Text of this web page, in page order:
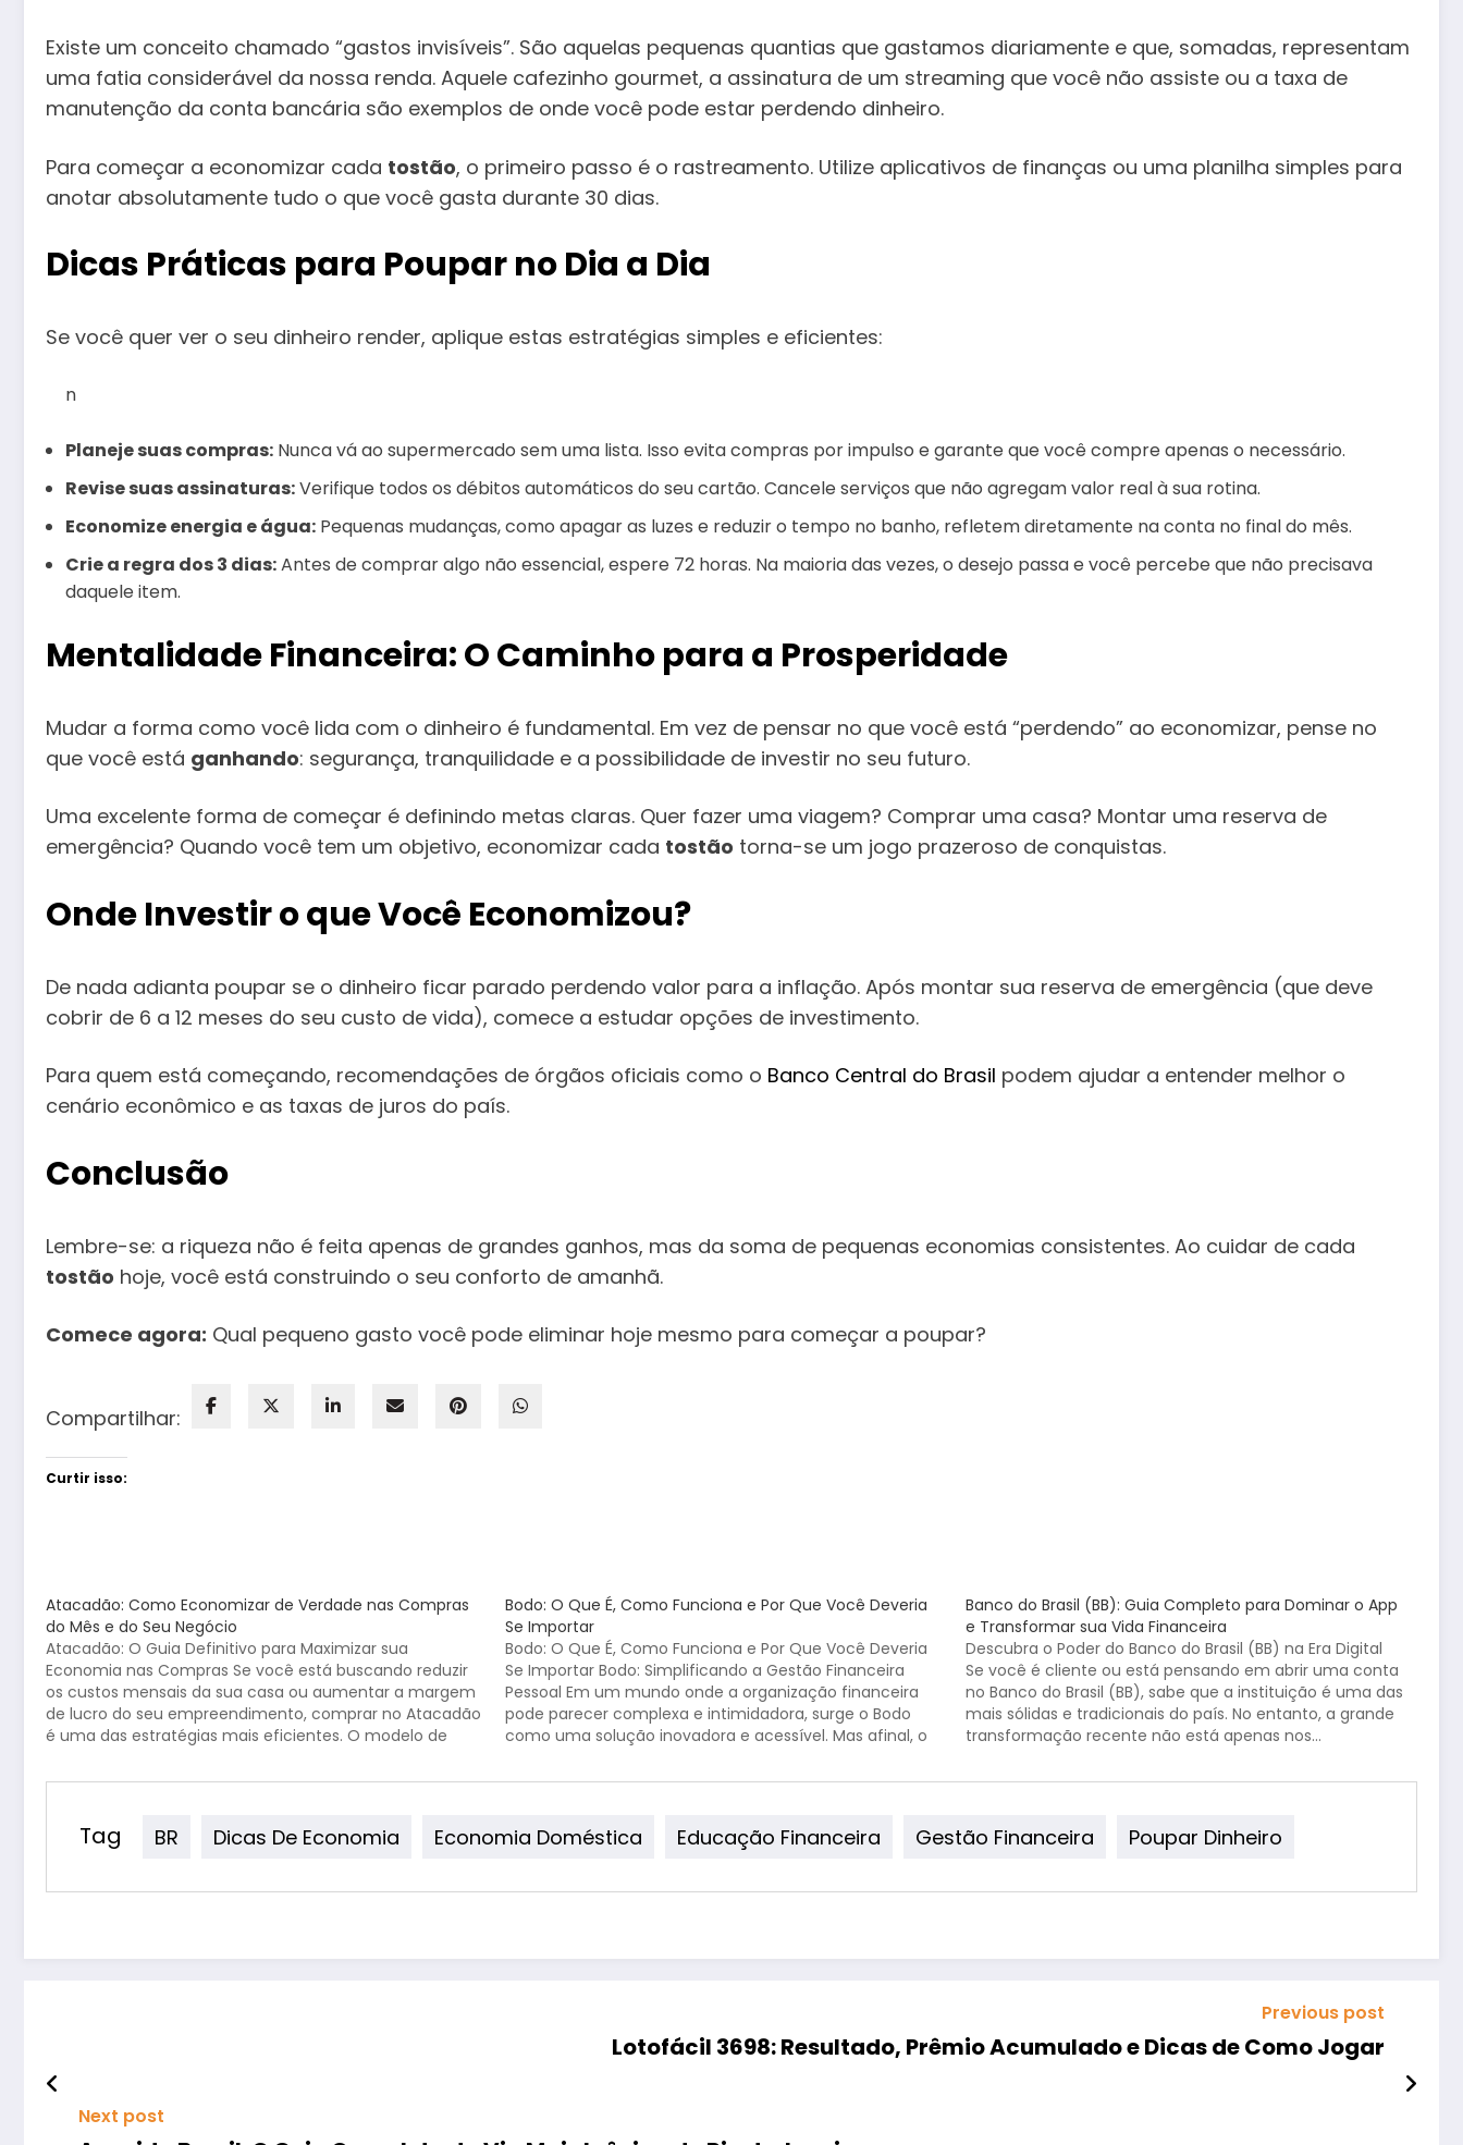
Existe um conceito chamado “gastos invisíveis”. São aquelas pequenas quantias que gastamos diariamente e que, somadas, representam
uma fatia considerável da nossa renda. Aquele cafezinho gourmet, a assinatura de um streaming que você não assiste ou a taxa de
manutenção da conta bancária são exemplos de onde você pode estar perdendo dinheiro.
Para começar a economizar cada tostão, o primeiro passo é o rastreamento. Utilize aplicativos de finanças ou uma planilha simples para
anotar absolutamente tudo o que você gasta durante 30 dias.
Dicas Práticas para Poupar no Dia a Dia
Se você quer ver o seu dinheiro render, aplique estas estratégias simples e eficientes:
n
Planeje suas compras: Nunca vá ao supermercado sem uma lista. Isso evita compras por impulso e garante que você compre apenas o necessário.
Revise suas assinaturas:Verifique todos os débitos automáticos do seu cartão. Cancele serviços que não agregam valor real à sua rotina.
Economize energia e água: Pequenas mudanças, como apagar as luzes e reduzir o tempo no banho, refletem diretamente na conta no final do mês.
Crie a regra dos 3 dias:Antes de comprar algo não essencial, espere 72 horas. Na maioria das vezes, o desejo passa e você percebe que não precisava
daquele item.
Mentalidade Financeira: O Caminho para a Prosperidade
Mudar a forma como você lida com o dinheiro é fundamental. Em vez de pensar no que você está “perdendo” ao economizar, pense no
que você está ganhando: segurança, tranquilidade e a possibilidade de investir no seu futuro.
Uma excelente forma de começar é definindo metas claras. Quer fazer uma viagem? Comprar uma casa? Montar uma reserva de
emergência? Quando você tem um objetivo, economizar cada tostão torna-se um jogo prazeroso de conquistas.
Onde Investir o que Você Economizou?
De nada adianta poupar se o dinheiro ficar parado perdendo valor para a inflação. Após montar sua reserva de emergência (que deve
cobrir de 6 a 12 meses do seu custo de vida), comece a estudar opções de investimento.
Para quem está começando, recomendações de órgãos oficiais como o Banco Central do Brasil podem ajudar a entender melhor o
cenário econômico e as taxas de juros do país.
Conclusão
Lembre-se: a riqueza não é feita apenas de grandes ganhos, mas da soma de pequenas economias consistentes. Ao cuidar de cada
tostão hoje, você está construindo o seu conforto de amanhã.
Comece agora: Qual pequeno gasto você pode eliminar hoje mesmo para começar a poupar?
Compartilhar:
Curtir isso:
Atacadão: Como Economizar de Verdade nas Compras
do Mês e do Seu Negócio
Atacadão: O Guia Definitivo para Maximizar sua
Economia nas Compras Se você está buscando reduzir
os custos mensais da sua casa ou aumentar a margem
de lucro do seu empreendimento, comprar no Atacadão
é uma das estratégias mais eficientes. O modelo de
(autoatendimento com…
Bodo: O Que É, Como Funciona e Por Que Você Deveria
Se Importar
Bodo: O Que É, Como Funciona e Por Que Você Deveria
Se Importar Bodo: Simplificando a Gestão Financeira
Pessoal Em um mundo onde a organização financeira
pode parecer complexa e intimidadora, surge o Bodo
como uma solução inovadora e acessível. Mas afinal, o
Banco do Brasil (BB): Guia Completo para Dominar o App
e Transformar sua Vida Financeira
Descubra o Poder do Banco do Brasil (BB) na Era Digital
Se você é cliente ou está pensando em abrir uma conta
no Banco do Brasil (BB), sabe que a instituição é uma das
mais sólidas e tradicionais do país. No entanto, a grande
transformação recente não está apenas nos…
Tag BR Dicas De Economia Economia Doméstica Educação Financeira Gestão Financeira Poupar Dinheiro
Previous post
Lotofácil 3698: Resultado, Prêmio Acumulado e Dicas de Como Jogar
Next post